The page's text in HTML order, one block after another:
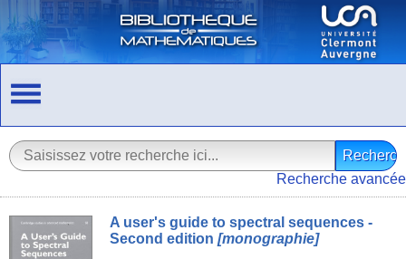
Recherche avancée
A user's guide to spectral sequences -
Second edition [monographie]